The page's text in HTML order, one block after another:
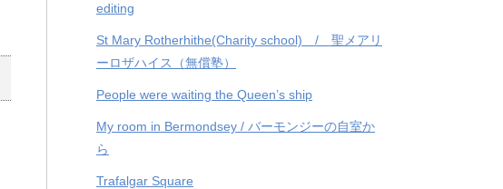
editing
St Mary Rotherhithe(Charity school) / 聖メアリ
ーロザハイス（無償塾）
People were waiting the Queen’s ship
My room in Bermondsey / バーモンジーの自室か
ら
Trafalgar Square